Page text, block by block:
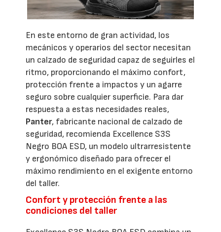
En este entorno de gran actividad, los
mecánicos y operarios del sector necesitan
un calzado de seguridad capaz de seguirles el
ritmo, proporcionando el máximo confort,
protección frente a impactos y un agarre
seguro sobre cualquier superficie. Para dar
respuesta a estas necesidades reales,
Panter, fabricante nacional de calzado de
seguridad, recomienda Excellence S3S
Negro BOA ESD, un modelo ultrarresistente
y ergonómico diseñado para ofrecer el
máximo rendimiento en el exigente entorno
del taller.
Confort y protección frente a las
condiciones del taller